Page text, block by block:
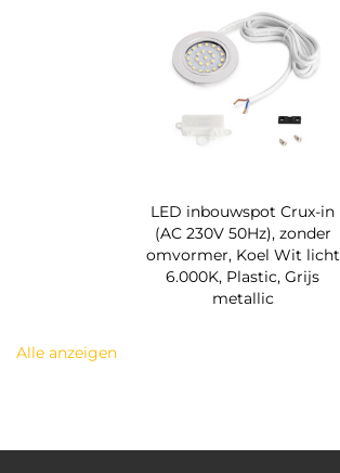
LED inbouwspot Crux-in
(AC 230V 50Hz), zonder
omvormer, Koel Wit licht
6.000K, Plastic, Grijs
metallic
Alle anzeigen